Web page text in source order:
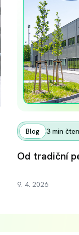
Blog 3min
9. 4. 2026